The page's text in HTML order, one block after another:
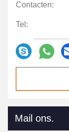
Contacten:
Tel:
Mail ons.